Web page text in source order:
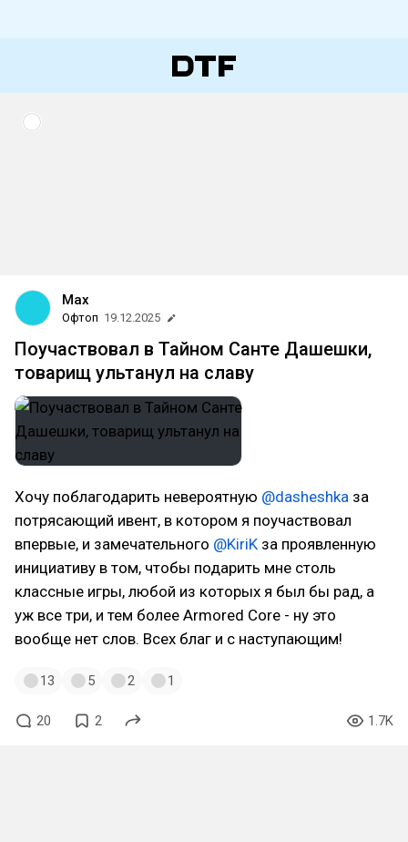
Max
Офтоп 19.12.2025
Поучаствовал в Тайном Санте Дашешки,
товарищ ультанул на славу
Хочу поблагодарить невероятную @dasheshka за
потрясающий ивент, в котором я поучаствовал
впервые, и замечательного @KiriK за проявленную
инициативу в том, чтобы подарить мне столь
классные игры, любой из которых я был бы рад, а
уж все три, и тем более Armored Core - ну это
вообще нет слов. Всех благ и с наступающим!
13 5 2 1
20 2 1.7K